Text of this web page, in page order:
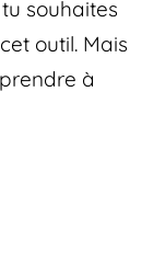
souhaites
outil. Mais
à